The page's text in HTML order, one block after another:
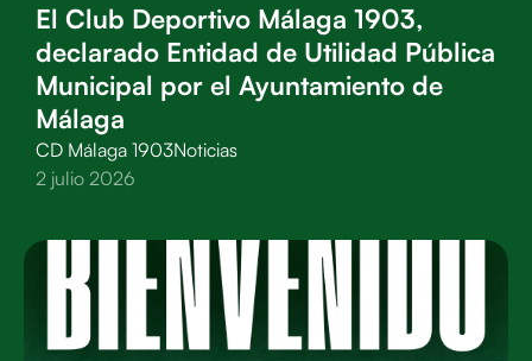
El Club Deportivo Málaga 1903,
declarado Entidad de Utilidad Pública
Municipal por el Ayuntamiento de
Málaga
CD Málaga 1903Noticias
2 julio 2026